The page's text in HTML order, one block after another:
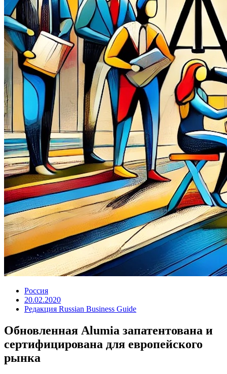
Россия
20.02.2020
Редакция Russian Business Guide
Обновленная Alumia запатентована и
сертифицирована для европейского
рынка